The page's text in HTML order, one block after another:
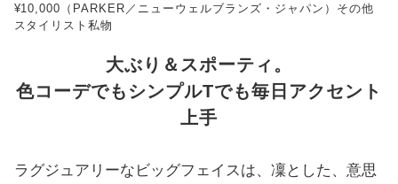
¥10,000（PARKER／ニューウェルブランズ・ジャパン）その他
スタイリスト私物
大ぶり＆スポーティ。
色コーデでもシンプルTでも毎日アクセント
上手
ラグジュアリーなビッグフェイスは、凜とした、意思